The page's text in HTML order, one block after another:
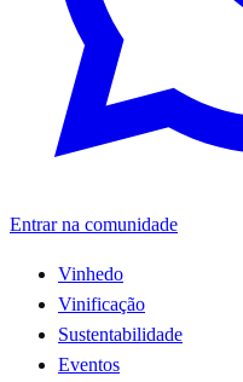
Entrar na comunidade
Vinhedo
Vinificação
Sustentabilidade
Eventos